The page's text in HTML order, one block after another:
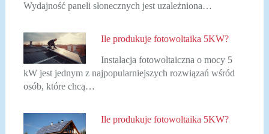
Wydajność paneli słonecznych jest uzależniona…
Ile produkuje fotowoltaika 5KW?
Instalacja fotowoltaiczna o mocy 5
kW jest jednym z najpopularniejszych rozwiązań wśród
osób, które chcą…
Ile produkuje fotowoltaika 5KW?